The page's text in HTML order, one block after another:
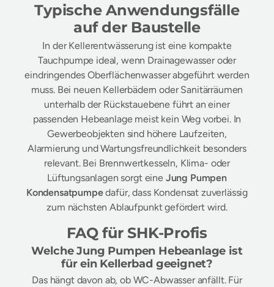
Typische Anwendungsfälle
auf der Baustelle
In der Kellerentwässerung ist eine kompakte
Tauchpumpe ideal, wenn Drainagewasser oder
eindringendes Oberflächenwasser abgeführt werden
muss. Bei neuen Kellerbädern oder Sanitärräumen
unterhalb der Rückstauebene führt an einer
passenden Hebeanlage meist kein Weg vorbei. In
Gewerbeobjekten sind höhere Laufzeiten,
Alarmierung und Wartungsfreundlichkeit besonders
relevant. Bei Brennwertkesseln, Klima- oder
Lüftungsanlagen sorgt eine Jung Pumpen
Kondensatpumpedafür, dass Kondensat zuverlässig
zum nächsten Ablaufpunkt gefördert wird.
FAQ für SHK-Profis
Welche Jung Pumpen Hebeanlage ist
für ein Kellerbad geeignet?
Das hängt davon ab, ob WC-Abwasser anfällt. Für